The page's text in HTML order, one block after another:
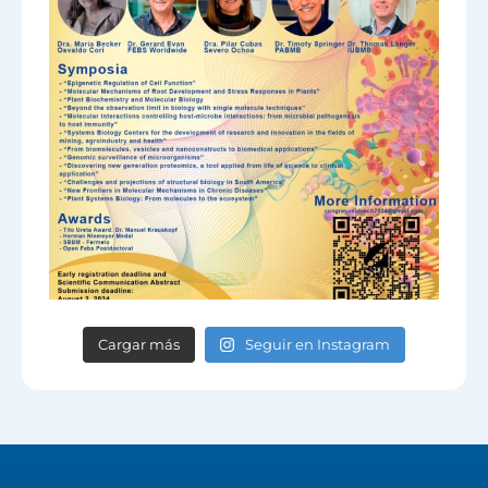
Cargar más Seguir en Instagram